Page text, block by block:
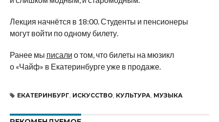
Лекция начнётся в 18:00. Студенты и пенсионеры
могут войти поодному билету.
Ранее мы писали о том, что билеты на мюзикл
о «Чайф» в Екатеринбурге уже в продаже.
ЕКАТЕРИНБУРГ ИСКУССТВО КУЛЬТУРА МУЗЫКА